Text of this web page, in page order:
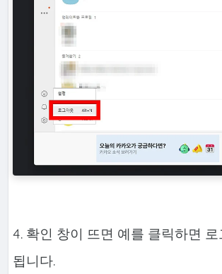
4. 확인 창이 뜨면 예를 클릭하면
됩니다.